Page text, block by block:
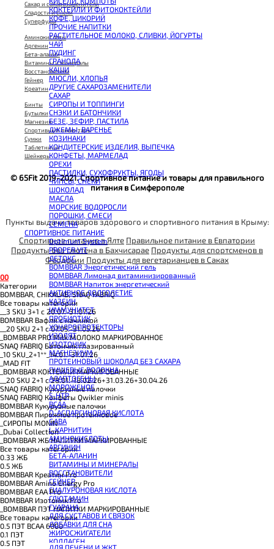
CHIKALAB Вафля двойная с начинкой
SNAQ FABRIQ Вафли с начинкой
SNAQ FABRIQ Хлебцы рисовые
SNAQ FABRIQ Батончик шоколадный без сахара Qwikler
SNAQ FABRIQ Батончик в шоколаде Coco
SNAQ FABRIQ Батончик в шоколаде Snaqer
КОКТЕЙЛИ И ФИТОКОКТЕЙЛИ
КОФЕ, ЦИКОРИЙ
ПРОЧИЕ НАПИТКИ
РАСТИТЕЛЬНОЕ МОЛОКО, СЛИВКИ, ЙОГУРТЫ
ЧАЙ
ПУДИНГ
ГРАНОЛА
КАШИ
МЮСЛИ, ХЛОПЬЯ
ДРУГИЕ САХАРОЗАМЕНИТЕЛИ
САХАР
СИРОПЫ И ТОППИНГИ
СНЭКИ И БАТОНЧИКИ
БЕЗЕ, ЗЕФИР, ПАСТИЛА
ДЖЕМЫ, ВАРЕНЬЕ
КОЗИНАКИ
КОНДИТЕРСКИЕ ИЗДЕЛИЯ, ВЫПЕЧКА
КОНФЕТЫ, МАРМЕЛАД
ОРЕХИ
ПАСТИЛКИ, СУХОФРУКТЫ, ЯГОДЫ
ЧИПСЫ, СНЕКИ
ШОКОЛАД
МАСЛА
МОРСКИЕ ВОДОРОСЛИ
ПОРОШКИ, СМЕСИ
СЕМЕНА
СПОРТИВНОЕ ПИТАНИЕ
Optimum System
PROPER VIT
ДЕТОКС
BOMBBAR Энергетический гель
BOMBBAR Лимонад витаминизированный
BOMBBAR Напиток энергетический
АКТИВНОЕ ДОЛГОЛЕТИЕ
КАЗЕИН
ИММУНИТЕТ
ПРОБИОТИК
ХОНДРОПРОТЕКТОРЫ
ИЗОЛЯТ
ИЗОТОНИК
МАГНЕЗИУМ
ПРОТЕИНОВЫЙ ШОКОЛАД БЕЗ САХАРА
ПИЩЕВЫЕ ВОЛОКНА
АДАПТОГЕНЫ
МОРОЖЕНОЕ
5-HTP
BCAA
D-АСПАРГИНОВАЯ КИСЛОТА
GABA
L-КАРНИТИН
АМИНОКИСЛОТЫ
АРГИНИН
БЕТА-АЛАНИН
ВИТАМИНЫ И МИНЕРАЛЫ
ВОССТАНОВИТЕЛИ
ГЕЙНЕР
ГИАЛУРОНОВАЯ КИСЛОТА
ГЛЮТАМИН
ГУАРАНА
ДЛЯ СУСТАВОВ И СВЯЗОК
ДОБАВКИ ДЛЯ СНА
ЖИРОСЖИГАТЕЛИ
КОЛЛАГЕН
ДЛЯ ПЕЧЕНИ И ЖКТ
Сахар и сахарозаменители
Сладости и снеки
Суперфуды
Аминокислоты
Аргенин
Бета-аланин
Витамины и минералы
Восстановители
Гейнер
Креатин
Бинты
Бутылки
Магнезия
Спортивный инвентарь
Сумки
Таблетницы
Шейкеры
© 65Fit 2019-2021. Спортивное питание и товары для правильного
питания в Симферополе
Пункты выдачи товаров здорового и спортивного питания в Крыму:
Спортивное питание в Ялте Правильное питание в Евпатории
Продукты без глютена в Бахчисарае Продукты для спортсменов в
Феодосии Продукты для вегетарианцев в Саках
00
Категории
BOMBBAR, CHIKALAB, SNAQ FABRIQ
Все товары категории
__3 SKU 3+1 с 20.07.-31.07.26
BOMBBAR Вафли с начинкой
__20 SKU 2+1 с 07.05.-31.05.26
_BOMBBAR PRO Milk МОЛОКО МАРКИРОВАННОЕ
SNAQ FABRIQ Батончик глазированный
_10 SKU_2+1**_14.01.-31.01.26
_MAD FIT
_BOMBBAR КОКТЕЙЛИ МАРКИРОВАННЫЕ
__20 SKU 2+1 с 28.01.-18.02.26+31.03.26+30.04.26
SNAQ FABRIQ Кукурузные палочки
SNAQ FABRIQ Конфеты Qwikler minis
BOMBBAR Кукурузные палочки
BOMBBAR Пирожное протеиновое
_CИРОПЫ MONIN
_Dubai Collection
_BOMBBAR ЖБ НАПИТКИ МАРКИРОВАННЫЕ
Все товары категории
0.33 ЖБ
0.5 ЖБ
BOMBBAR Креатин Pro
BOMBBAR Amino Energy Pro
BOMBBAR EAA Pro
BOMBBAR Изотоник Pro
_BOMBBAR ПЭТ НАПИТКИ МАРКИРОВАННЫЕ
Все товары категории
0.5 ПЭТ ВСАА 6000
0.1 ПЭТ
0.5 ПЭТ